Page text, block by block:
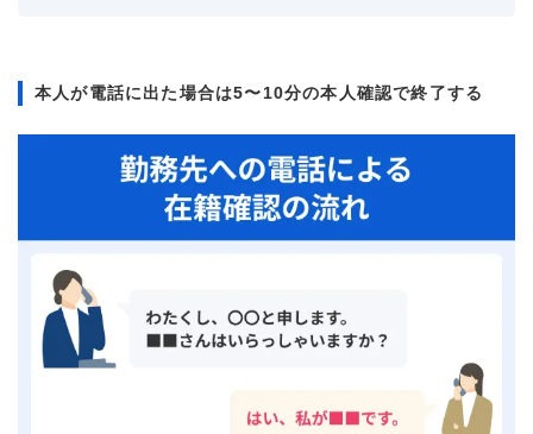
本人が電話に出た場合は5〜10分の本人確認で終了する